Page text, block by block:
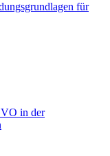
für
in der